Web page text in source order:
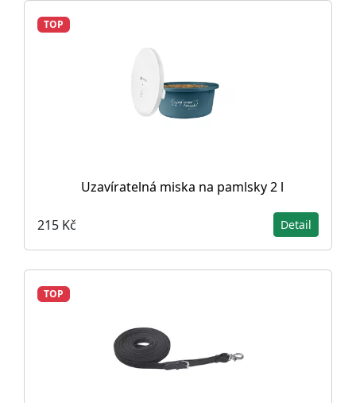
TOP
Uzavíratelná miska na pamlsky 2 l
215 Kč Detail
TOP